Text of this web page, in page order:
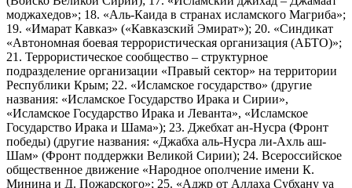
моджахедов»; 18. «Аль-Каида в странах исламского Магриба»;
19. «Имарат Кавказ» («Кавказский Эмират»); 20. «Синдикат
«Автономная боевая террористическая организация (АБТО)»;
21. Террористическое сообщество – структурное
подразделение организации «Правый сектор» на территории
Республики Крым; 22. «Исламское государство» (другие
названия: «Исламское Государство Ирака и Сирии»,
«Исламское Государство Ирака и Леванта», «Исламское
Государство Ирака и Шама»); 23. Джебхат ан-Нусра (Фронт
победы) (другие названия: «Джабха аль-Нусра ли-Ахль аш-
Шам» (Фронт поддержки Великой Сирии); 24. Всероссийское
общественное движение «Народное ополчение имени К.
Минина и Д. Пожарского»; 25. «Аджр от Аллаха Субхану уа